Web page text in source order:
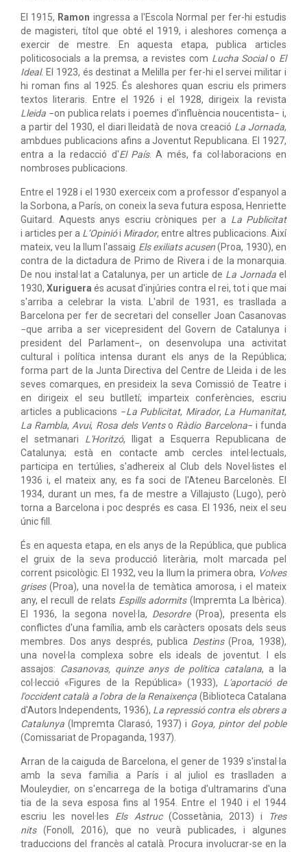
El 1915, Ramon ingressa a l'Escola Normal per fer-hi estudis
de magisteri, títol que obté el 1919, i aleshores comença a
exercir de mestre. En aquesta etapa, publica articles
politicosocials a la premsa, a revistes com Lucha Socialo El
Ideal. El 1923, és destinat a Melilla per fer-hi el servei militar i
hi roman fins al 1925. És aleshores quan escriu els primers
textos literaris. Entre el 1926 i el 1928, dirigeix la revista
Lleida −on publica relats i poemes d'influència noucentista− i,
a partir del 1930, el diari lleidatà de nova creació La Jornada,
ambdues publicacions afins a Joventut Republicana. El 1927,
entra a la redacció d'El País. A més, fa col·laboracions en
nombroses publicacions.
Entre el 1928 i el 1930 exerceix com a professor d’espanyol a
la Sorbona, a París, on coneix la seva futura esposa, Henriette
Guitard. Aquests anys escriu cròniques per a La Publicitat
i articles per a L’Opiniói Mirador, entre altres publicacions. Així
mateix, veu la llum l'assaig Els exiliats acusen(Proa, 1930), en
contra de la dictadura de Primo de Rivera i de la monarquia.
De nou instal·lat a Catalunya, per un article de La Jornadael
1930, Xuriguera és acusat d'injúries contra el rei, tot i que mai
s'arriba a celebrar la vista. L'abril de 1931, es trasllada a
Barcelona per fer de secretari del conseller Joan Casanovas
−que arriba a ser vicepresident del Govern de Catalunya i
president del Parlament−, on desenvolupa una activitat
cultural i política intensa durant els anys de la República;
forma part de la Junta Directiva del Centre de Lleida i de les
seves comarques, en presideix la seva Comissió de Teatre i
en dirigeix el seu butlletí; imparteix conferències, escriu
articles a publicacions −La Publicitat, Mirador, La Humanitat,
La Rambla, Avui, Rosa dels Ventso Ràdio Barcelona− i funda
el setmanari L'Horitzó, lligat a Esquerra Republicana de
Catalunya; està en contacte amb cercles intel·lectuals,
participa en tertúlies, s'adhereix al Club dels Novel·listes el
1936 i, el mateix any, es fa soci de l'Ateneu Barcelonès. El
1934, durant un mes, fa de mestre a Villajusto (Lugo), però
torna a Barcelona i poc després es casa. El 1936, neix el seu
únic fill.
És en aquesta etapa, en els anys de la República, que publica
el gruix de la seva producció literària, molt marcada pel
corrent psicològic. El 1932, veu la llum la primera obra, Volves
grises (Proa), una novel·la de temàtica amorosa, i el mateix
any, el recull de relats Espills adormits (Impremta La Ibèrica).
El 1936, la segona novel·la, Desordre(Proa), presenta els
conflictes d'una família, amb els caràcters oposats dels seus
membres. Dos anys després, publica Destins(Proa, 1938),
una novel·la complexa sobre els ideals de joventut. I els
assajos: Casanovas, quinze anys de política catalana, a la
col·lecció «Figures de la República» (1933), L'aportació de
l'occident català a l'obra de la Renaixença (Biblioteca Catalana
d'Autors Independents, 1936), La repressió contra els obrers a
Catalunya (Impremta Clarasó, 1937) i Goya, pintor del poble
(Comissariat de Propaganda, 1937).
Arran de la caiguda de Barcelona, el gener de 1939 s'instal·la
amb la seva família a París i al juliol es traslladen a
Mouleydier, on s'encarrega de la botiga d'ultramarins d'una
tia de la seva esposa fins al 1954. Entre el 1940 i el 1944
escriu les novel·les Els Astruc(Cossetània, 2013) i
Tres
nits (Fonoll, 2016), que no veurà publicades, i algunes
traduccions del francès al català. Procura involucrar-se en la